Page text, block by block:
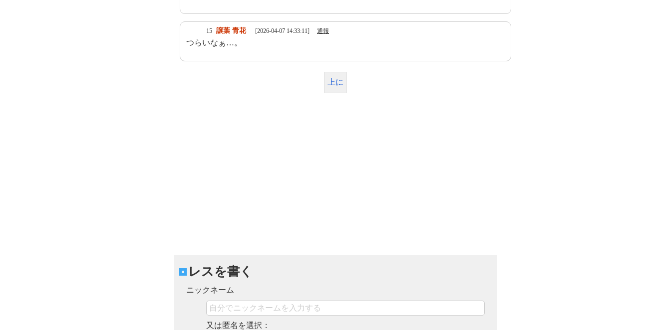
15 譲葉 青花 [2026-04-07 14:33:11] 通報
つらいなぁ…。
上に
レスを書く
ニックネーム
又は匿名を選択：